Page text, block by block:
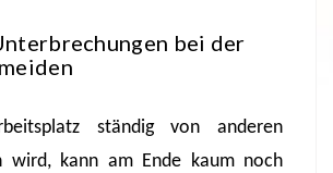
bei der
ständig von anderen
wird, kann am Ende kaum noch